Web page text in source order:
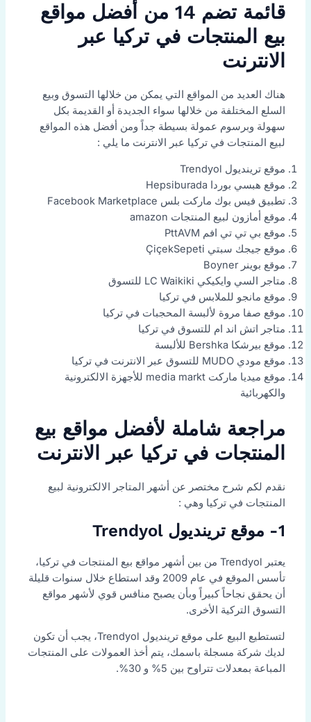
قائمة تضم 14 من أفضل مواقع
بيع المنتجات في تركيا عبر
الانترنت
هناك العديد من المواقع التي يمكن من خلالها التسوق وبيع
السلع المختلفة من خلالها سواء الجديدة أو القديمة بكل
سهولة وبرسوم عمولة بسيطة جداً ومن أفضل هذه المواقع
لبيع المنتجات في تركيا عبر الانترنت ما يلي :
موقع ترينديول Trendyol
موقع هبسي بوردا Hepsiburada
تطبيق فيس بوك ماركت بلس Facebook Marketplace
موقع أمازون لبيع المنتجات amazon
موقع بي تي تي افم PttAVM
موقع جيجك سبتي ÇiçekSepeti
موقع بوينر Boyner
متاجر السي وايكيكي LC Waikiki للتسوق
موقع مانجو للملابس في تركيا
موقع صفا مروة لألبسة المحجبات في تركيا
متاجر اتش اند ام للتسوق في تركيا
موقع بيرشكا Bershka للألبسة
موقع مودي MUDO للتسوق عبر الانترنت في تركيا
موقع ميديا ماركت media markt للأجهزة الالكترونية
والكهربائية
مراجعة شاملة لأفضل مواقع بيع
المنتجات في تركيا عبر الانترنت
نقدم لكم شرح مختصر عن أشهر المتاجر الالكترونية لبيع
المنتجات في تركيا وهي :
1- موقع ترينديول Trendyol
يعتبر Trendyol من بين أشهر مواقع بيع المنتجات في تركيا،
تأسس الموقع في عام 2009 وقد استطاع خلال سنوات قليلة
أن يحقق نجاحاً كبيراً وبأن يصبح منافس قوي لأشهر مواقع
التسوق التركية الأخرى.
لتستطيع البيع على موقع ترينديول Trendyol، يجب أن تكون
لديك شركة مسجلة باسمك، يتم أخذ العمولات على المنتجات
المباعة بمعدلات تتراوح بين 5% و 30%.